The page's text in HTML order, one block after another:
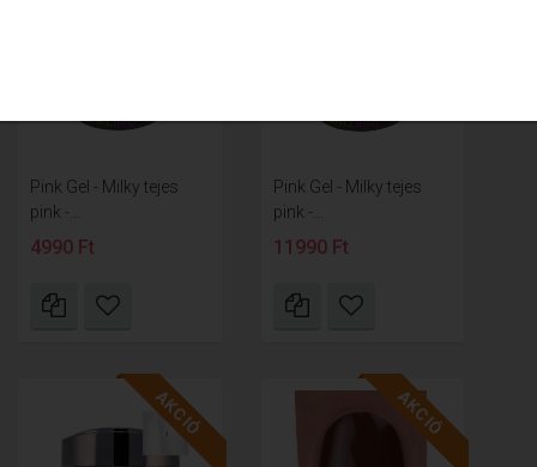
Pink Gel - Milky tejes
pink -...
4990 Ft
Pink Gel - Milky tejes
pink -...
11990 Ft
AKCIÓ AKCIÓ